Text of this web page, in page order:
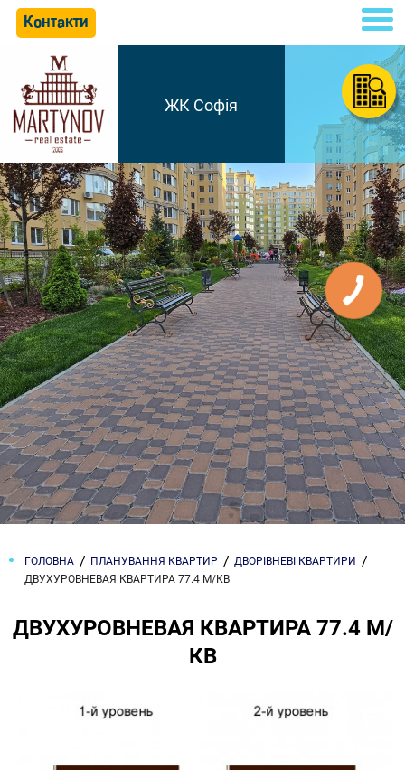
Контакти
ЖК Софія
ГОЛОВНА ПЛАНУВАННЯ КВАРТИР
ДВОРІВНЕВІ КВАРТИРИ
ДВУХУРОВНЕВАЯ КВАРТИРА 77.4 М/КВ
ДВУХУРОВНЕВАЯ КВАРТИРА 77.4 М/
КВ